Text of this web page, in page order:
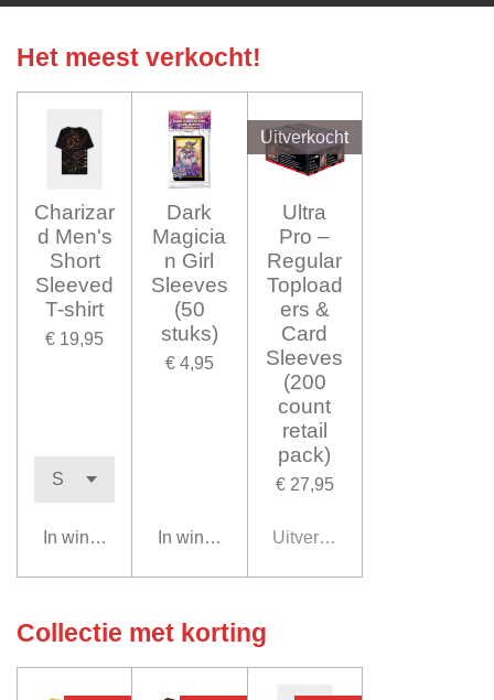
Het meest verkocht!
Charizar
d Men's
Short
Sleeved
T-shirt
€ 19,95
In winkelwagen
Dark
Magicia
n Girl
Sleeves
(50
stuks)
€ 4,95
In winkelwagen
Uitverkocht
Ultra
Pro –
Regular
Topload
ers &
Card
Sleeves
(200
count
retail
pack)
€ 27,95
Uitverkocht
Collectie met korting